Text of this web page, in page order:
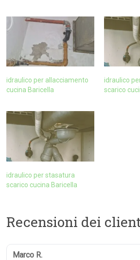
idraulico per allacciamento
cucina Baricella
idraulico
scarico
idraulico per stasatura
scarico cucina Baricella
Recensioni dei
Marco R.